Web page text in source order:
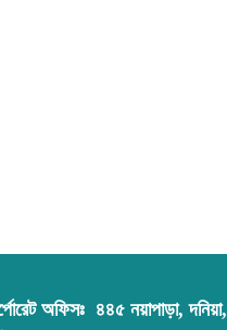
অফিসঃ ৪৪৫ নয়াপাড়া, দনিয়া,